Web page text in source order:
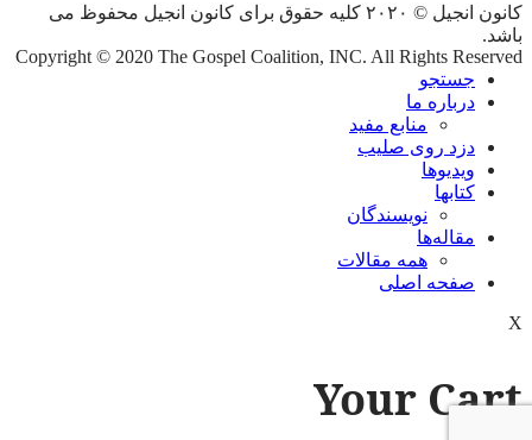
کانون انجیل © ۲۰۲۰ کلیه حقوق برای کانون انجیل محفوظ می
باشد.
Copyright © 2020 The Gospel Coalition, INC. All Rights Reserved
جستجو
درباره ما
منابع مفید
دزد روی صلیب
ویدیوها
کتابها
نویسندگان
مقاله‌ها
همه مقالات
صفحه اصلی
X
Your Cart